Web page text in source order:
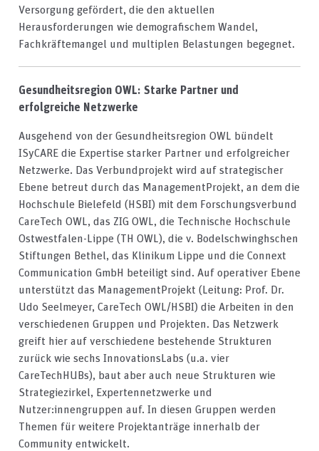
Versorgung gefördert, die den aktuellen
Herausforderungen wie demografischem Wandel,
Fachkräftemangel und multiplen Belastungen begegnet.​
Gesundheitsregion OWL: Starke Partner und
erfolgreiche Netzwerke
Ausgehend von der Gesundheitsregion OWL bündelt
ISyCARE die Expertise starker Partner und erfolgreicher
Netzwerke. Das Verbundprojekt wird auf strategischer
Ebene betreut durch das ManagementProjekt, an dem die
Hochschule Bielefeld (HSBI) mit dem Forschungsverbund
CareTech OWL, das ZIG OWL, die Technische Hochschule
Ostwestfalen-Lippe (TH OWL), die v. Bodelschwinghschen
Stiftungen Bethel, das Klinikum Lippe und die Connext
Communication GmbH beteiligt sind. Auf operativer Ebene
unterstützt das ManagementProjekt (Leitung: Prof. Dr.
Udo Seelmeyer, CareTech OWL/HSBI) die Arbeiten in den
verschiedenen Gruppen und Projekten. Das Netzwerk
greift hier auf verschiedene bestehende Strukturen
zurück wie sechs InnovationsLabs (u.a. vier
CareTechHUBs), baut aber auch neue Strukturen wie
Strategiezirkel, Expertennetzwerke und
Nutzer:innengruppen auf. In diesen Gruppen werden
Themen für weitere Projektanträge innerhalb der
Community entwickelt.